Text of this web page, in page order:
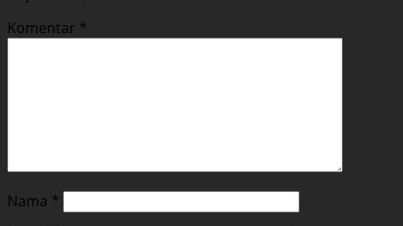
Komentar *
Nama *